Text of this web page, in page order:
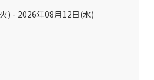
) - 2026年08月12日(水)